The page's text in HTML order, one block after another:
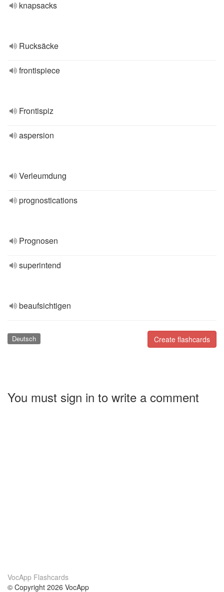
knapsacks
Rucksäcke
frontispiece
Frontispiz
aspersion
Verleumdung
prognostications
Prognosen
superintend
beaufsichtigen
Create flashcards
Deutsch
You must sign in to write a comment
VocApp Flashcards
© Copyright 2026 VocApp